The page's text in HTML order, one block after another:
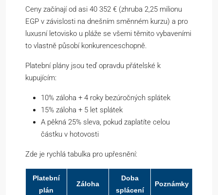
Ceny začínají od asi 40 352 € (zhruba 2,25 milionu
EGP v závislosti na dnešním směnném kurzu) a pro
luxusní letovisko u pláže se všemi těmito vybaveními
to vlastně působí konkurenceschopně.
Platební plány jsou teď opravdu přátelské k
kupujícím:
10% záloha + 4 roky bezúročných splátek
15% záloha + 5 let splátek
A pěkná 25% sleva, pokud zaplatíte celou
částku v hotovosti
Zde je rychlá tabulka pro upřesnění:
Platební
plán
Záloha
Doba
splácení
Poznámky